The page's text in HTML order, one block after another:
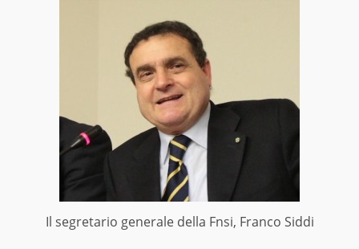
Il segretario generale della Fnsi, Franco Siddi